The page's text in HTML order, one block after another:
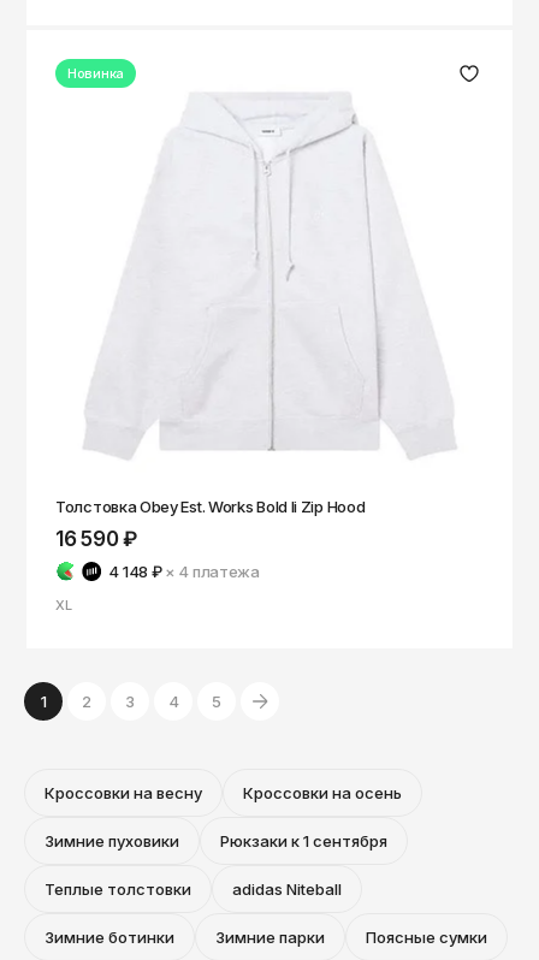
Новинка
Толстовка Obey Est. Works Bold Ii Zip Hood
16 590 ₽
4 148 ₽ × 4платежа
XL
1 2 3 4 5
Кроссовки на весну Кроссовки на осень
Зимние пуховики Рюкзаки к 1 сентября
Теплые толстовки adidas Niteball
Зимние ботинки Зимние парки Поясные сумки